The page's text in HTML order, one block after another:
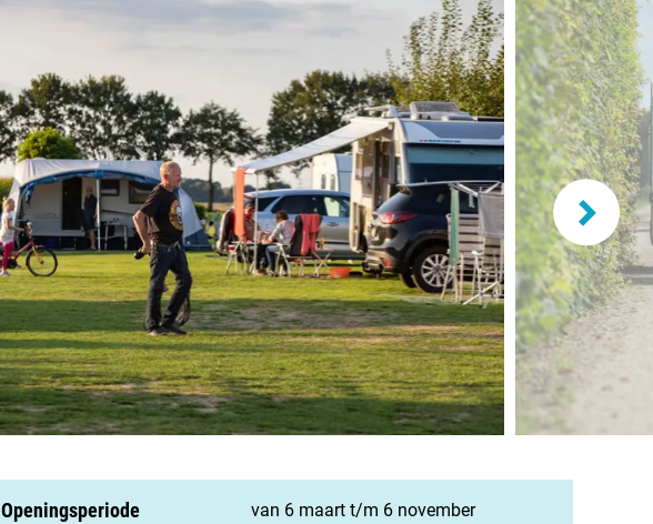
informatie over …
Nederland
België
Luxemburg
Frankrijk
Zwitserland
Nieuws / blog
Openingsperiode van 6 maart t/m 6 november